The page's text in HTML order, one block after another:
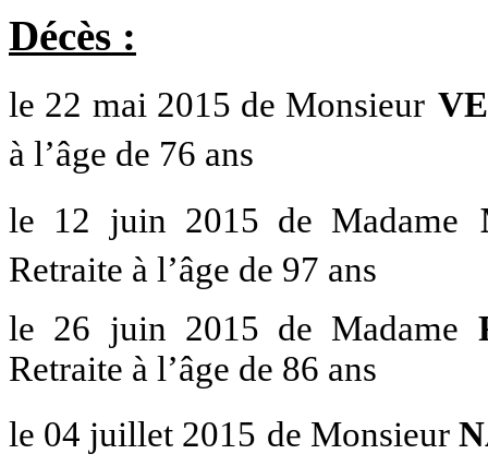
Décès :
le 22 mai 2015 de Monsieur
à l’âge de 76 ans
le 12 juin 2015 de Madame
Retraite à l’âge de 97 ans
le 26 juin 2015 de Madame
Retraite à l’âge de 86 ans
le 04 juillet 2015 de Monsieur